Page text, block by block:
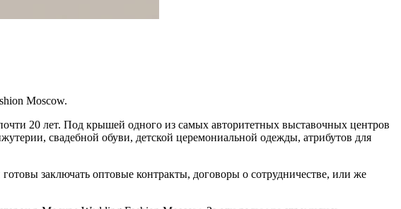
Moscow.
20 лет. Под крышей одного из самых авторитетных выставочных центров
свадебной обуви, детской церемониальной одежды, атрибутов для
заключать оптовые контракты, договоры о сотрудничестве, или же